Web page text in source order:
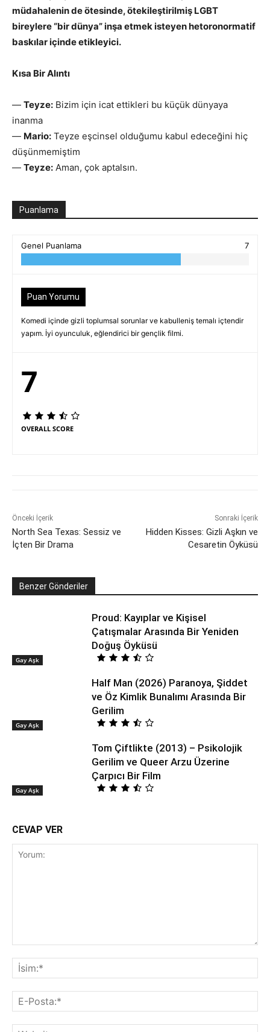
müdahalenin de ötesinde, ötekileştirilmiş LGBT
bireylere “bir dünya” inşa etmek isteyen hetoronormatif
baskılar içinde etikleyici.
Kısa Bir Alıntı
— Teyze: Bizim için icat ettikleri bu küçük dünyaya
inanma
— Mario: Teyze eşcinsel olduğumu kabul edeceğini hiç
düşünmemiştim
— Teyze: Aman, çok aptalsın.
Puanlama
Genel Puanlama 7
Puan Yorumu
Komedi içinde gizli toplumsal sorunlar ve kabulleniş temalı içtendir
yapım. İyi oyunculuk, eğlendirici bir gençlik filmi.
7
OVERALL SCORE
Önceki İçerik
North Sea Texas: Sessiz ve
İçten Bir Drama
Sonraki İçerik
Hidden Kisses: Gizli Aşkın ve
Cesaretin Öyküsü
Benzer Gönderiler
Gay Aşk
Proud: Kayıplar ve Kişisel
Çatışmalar Arasında Bir Yeniden
Doğuş Öyküsü
Gay Aşk
Half Man (2026) Paranoya, Şiddet
ve Öz Kimlik Bunalımı Arasında Bir
Gerilim
Gay Aşk
Tom Çiftlikte (2013) – Psikolojik
Gerilim ve Queer Arzu Üzerine
Çarpıcı Bir Film
CEVAP VER